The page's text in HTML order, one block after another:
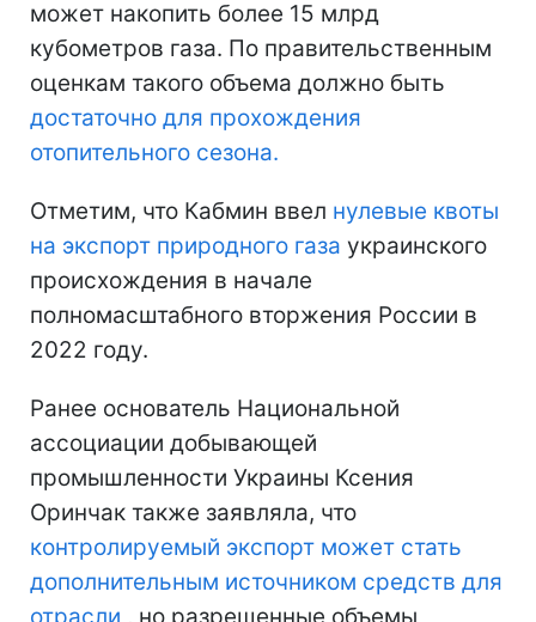
может накопить более 15 млрд
кубометров газа. По правительственным
оценкам такого объема должно быть
достаточно для прохождения
отопительного сезона.
Отметим, что Кабмин ввел нулевые квоты
на экспорт природного газа украинского
происхождения в начале
полномасштабного вторжения России в
2022 году.
Ранее основатель Национальной
ассоциации добывающей
промышленности Украины Ксения
Оринчак также заявляла, что
контролируемый экспорт может стать
дополнительным источником средств для
отрасли , но разрешенные объемы